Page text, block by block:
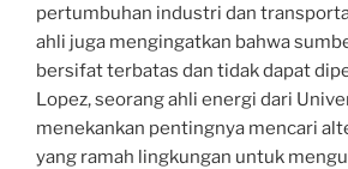
pertumbuhan industri dan
ahli juga mengingatkan bahwa
bersifat terbatas dan tidak dapat
Lopez, seorang ahli energi dari
menekankan pentingnya mencari
yang ramah lingkungan untuk